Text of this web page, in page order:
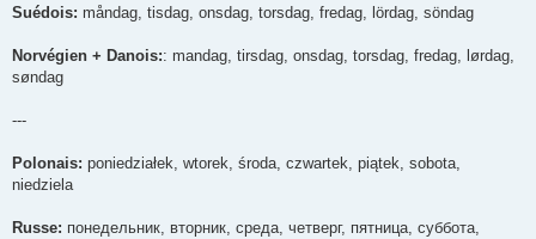
Suédois: måndag, tisdag, onsdag, torsdag, fredag, lördag, söndag
Norvégien + Danois:: mandag, tirsdag, onsdag, torsdag, fredag, lørdag,
søndag
---
Polonais: poniedziałek, wtorek, środa, czwartek, piątek, sobota,
niedziela
Russe: понедельник, вторник, среда, четверг, пятница, суббота,